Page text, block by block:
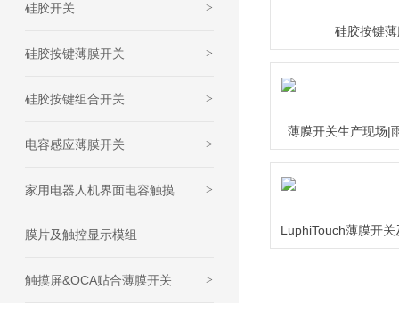
硅胶开关 >
硅胶按键薄膜开关 >
硅胶按键组合开关 >
电容感应薄膜开关 >
家用电器人机界面电容触摸
膜片及触控显示模组
>
触摸屏&OCA贴合薄膜开关 >
硅胶按键
薄膜开关生产现场|
LuphiTouch薄膜开